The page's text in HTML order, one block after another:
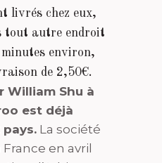
livrés chez eux,
tout autre endroit
environ,
de 2,50€.
William Shu à
est déjà
pays. La société
en avril